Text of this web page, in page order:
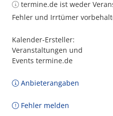
termine.de ist weder
Fehler und Irrtümer
Kalender-Ersteller:
Veranstaltungen und
Events termine.de
Anbieterangaben
Fehler melden